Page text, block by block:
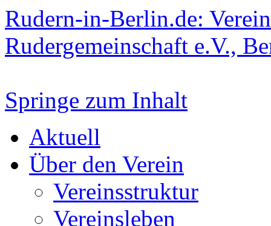
Rudern-in-Berlin.de:
Rudergemeinschaft e.V.,
Springe zum Inhalt
Aktuell
Über den Verein
Vereinsstruktur
Vereinsleben